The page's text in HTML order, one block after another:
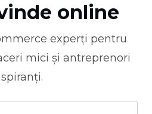
online
experți pentru
mici și antreprenori